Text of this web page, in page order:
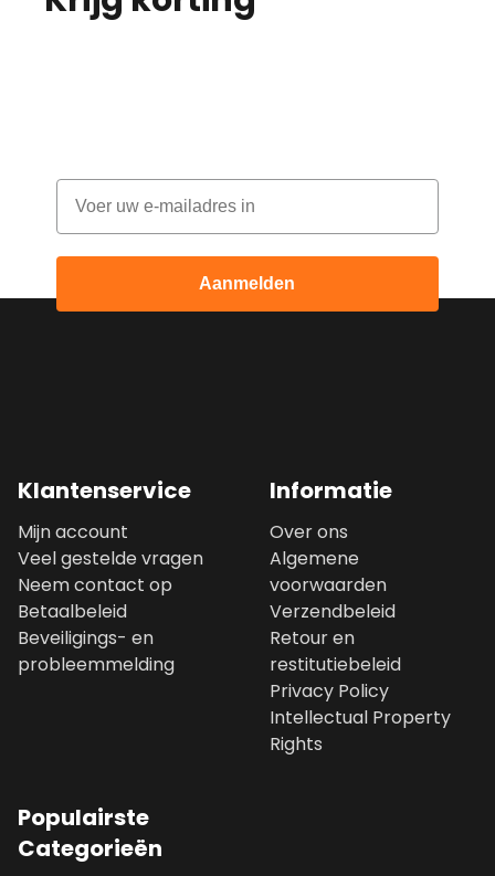
Email
Aanmelden
Klantenservice
Mijn account
Veel gestelde vragen
Neem contact op
Betaalbeleid
Beveiligings- en
probleemmelding
Informatie
Over ons
Algemene
voorwaarden
Verzendbeleid
Retour en
restitutiebeleid
Privacy Policy
Intellectual Property
Rights
Populairste
Categorieën